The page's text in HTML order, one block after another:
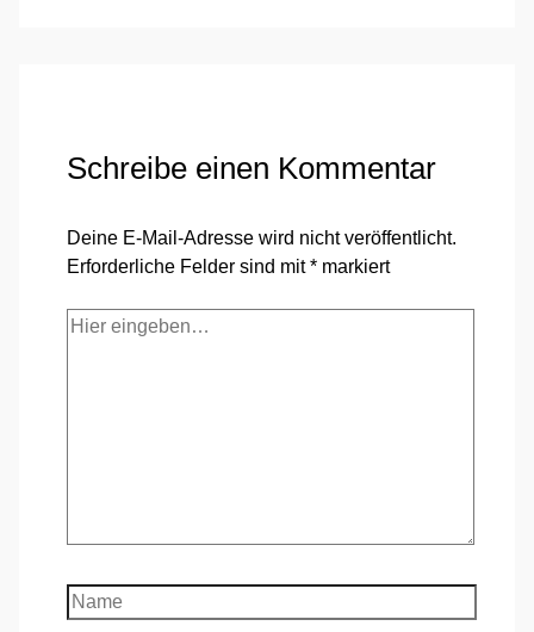
Schreibe einen Kommentar
Deine E-Mail-Adresse wird nicht veröffentlicht.
Erforderliche Felder sind mit* markiert
Hier
Name